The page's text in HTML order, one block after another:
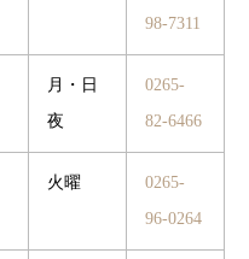
98-7311
月・日
夜
0265-
82-6466
火曜
0265-
96-0264